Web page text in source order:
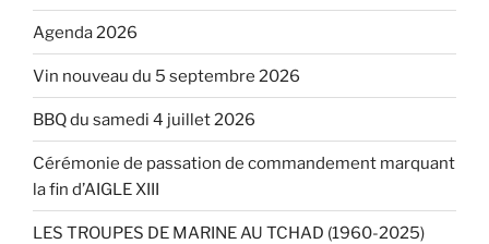
Agenda 2026
Vin nouveau du 5 septembre 2026
BBQ du samedi 4 juillet 2026
Cérémonie de passation de commandement marquant
la fin d’AIGLE XIII
LES TROUPES DE MARINE AU TCHAD (1960-2025)